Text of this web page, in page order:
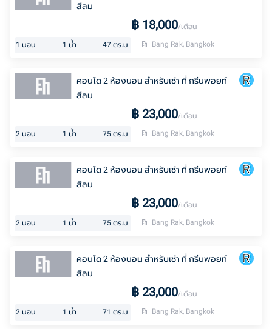
สีลม
฿ 18,000/เดือน
1 นอน 1 น้ำ 47 ตร.ม. Bang Rak, Bangkok
คอนโด 2 ห้องนอน สำหรับเช่า ที่ กรีนพอยท์
สีลม
฿ 23,000/เดือน
2 นอน 1 น้ำ 75 ตร.ม. Bang Rak, Bangkok
คอนโด 2 ห้องนอน สำหรับเช่า ที่ กรีนพอยท์
สีลม
฿ 23,000/เดือน
2 นอน 1 น้ำ 75 ตร.ม. Bang Rak, Bangkok
คอนโด 2 ห้องนอน สำหรับเช่า ที่ กรีนพอยท์
สีลม
฿ 23,000/เดือน
2 นอน 1 น้ำ 71 ตร.ม. Bang Rak, Bangkok